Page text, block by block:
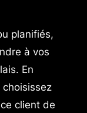
planifiés,
à vos
En
client de